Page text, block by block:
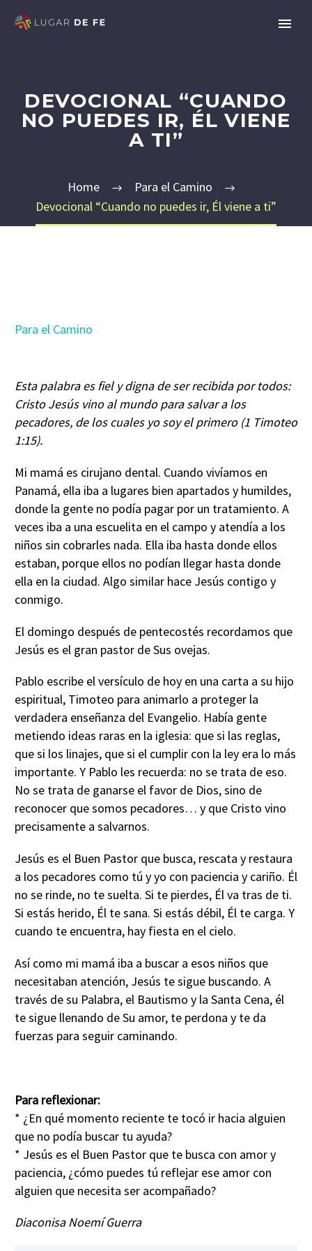
DEVOCIONAL “CUANDO
NO PUEDES IR, ÉL VIENE
A TI”
Home
Para el Camino
Devocional “Cuando no puedes ir, Él viene a ti”
Para el Camino
Esta palabra es fiel y digna de ser recibida por todos:
Cristo Jesús vino al mundo para salvar a los
pecadores, de los cuales yo soy el primero (1 Timoteo
1:15).
Mi mamá es cirujano dental. Cuando vivíamos en
Panamá, ella iba a lugares bien apartados y humildes,
donde la gente no podía pagar por un tratamiento. A
veces iba a una escuelita en el campo y atendía a los
niños sin cobrarles nada. Ella iba hasta donde ellos
estaban, porque ellos no podían llegar hasta donde
ella en la ciudad. Algo similar hace Jesús contigo y
conmigo.
El domingo después de pentecostés recordamos que
Jesús es el gran pastor de Sus ovejas.
Pablo escribe el versículo de hoy en una carta a su hijo
espiritual, Timoteo para animarlo a proteger la
verdadera enseñanza del Evangelio. Había gente
metiendo ideas raras en la iglesia: que si las reglas,
que si los linajes, que si el cumplir con la ley era lo más
importante. Y Pablo les recuerda: no se trata de eso.
No se trata de ganarse el favor de Dios, sino de
reconocer que somos pecadores… y que Cristo vino
precisamente a salvarnos.
Jesús es el Buen Pastor que busca, rescata y restaura
a los pecadores como tú y yo con paciencia y cariño. Él
no se rinde, no te suelta. Si te pierdes, Él va tras de ti.
Si estás herido, Él te sana. Si estás débil, Él te carga. Y
cuando te encuentra, hay fiesta en el cielo.
Así como mi mamá iba a buscar a esos niños que
necesitaban atención, Jesús te sigue buscando. A
través de su Palabra, el Bautismo y la Santa Cena, él
te sigue llenando de Su amor, te perdona y te da
fuerzas para seguir caminando.
Para reflexionar:
* ¿En qué momento reciente te tocó ir hacia alguien
que no podía buscar tu ayuda?
* Jesús es el Buen Pastor que te busca con amor y
paciencia, ¿cómo puedes tú reflejar ese amor con
alguien que necesita ser acompañado?
Diaconisa Noemí Guerra